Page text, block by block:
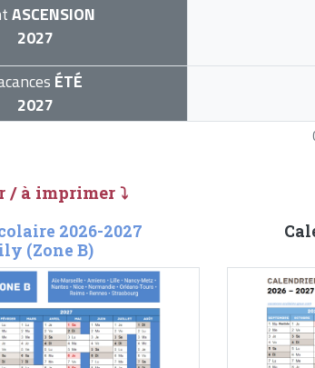
ASCENSION
2027
ÉTÉ
2027
/ à imprimer ⤵
2026-2027
(Zone B)